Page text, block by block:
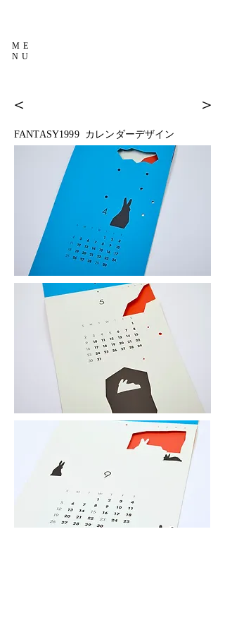
ME
NU
＜ ＞
FANTASY1999 カレンダーデザイン